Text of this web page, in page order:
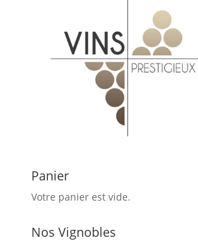
Panier
Votre panier est vide.
Nos Vignobles